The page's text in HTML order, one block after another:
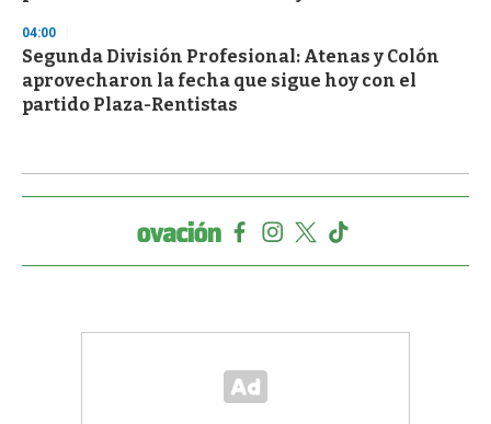
04:00
Segunda División Profesional: Atenas y Colón
aprovecharon la fecha que sigue hoy con el
partido Plaza-Rentistas